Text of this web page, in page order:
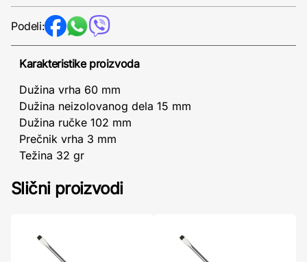
Podeli:
Karakteristike proizvoda
Dužina vrha 60 mm
Dužina neizolovanog dela 15 mm
Dužina ručke 102 mm
Prečnik vrha 3 mm
Težina 32 gr
Slični proizvodi